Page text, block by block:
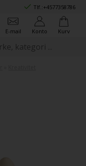
Tlf.:+4577358786
E-mail Konto Kurv